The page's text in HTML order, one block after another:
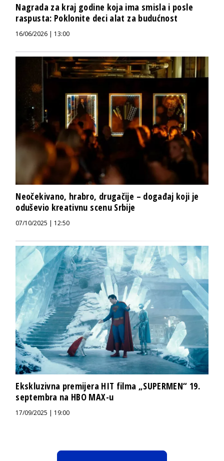
Nagrada za kraj godine koja ima smisla i posle
raspusta: Poklonite deci alat za budućnost
16/06/2026 | 13:00
Neočekivano, hrabro, drugačije – događaj koji je
oduševio kreativnu scenu Srbije
07/10/2025 | 12:50
Ekskluzivna premijera HIT filma „SUPERMEN“ 19.
septembra na HBO MAX-u
17/09/2025 | 19:00